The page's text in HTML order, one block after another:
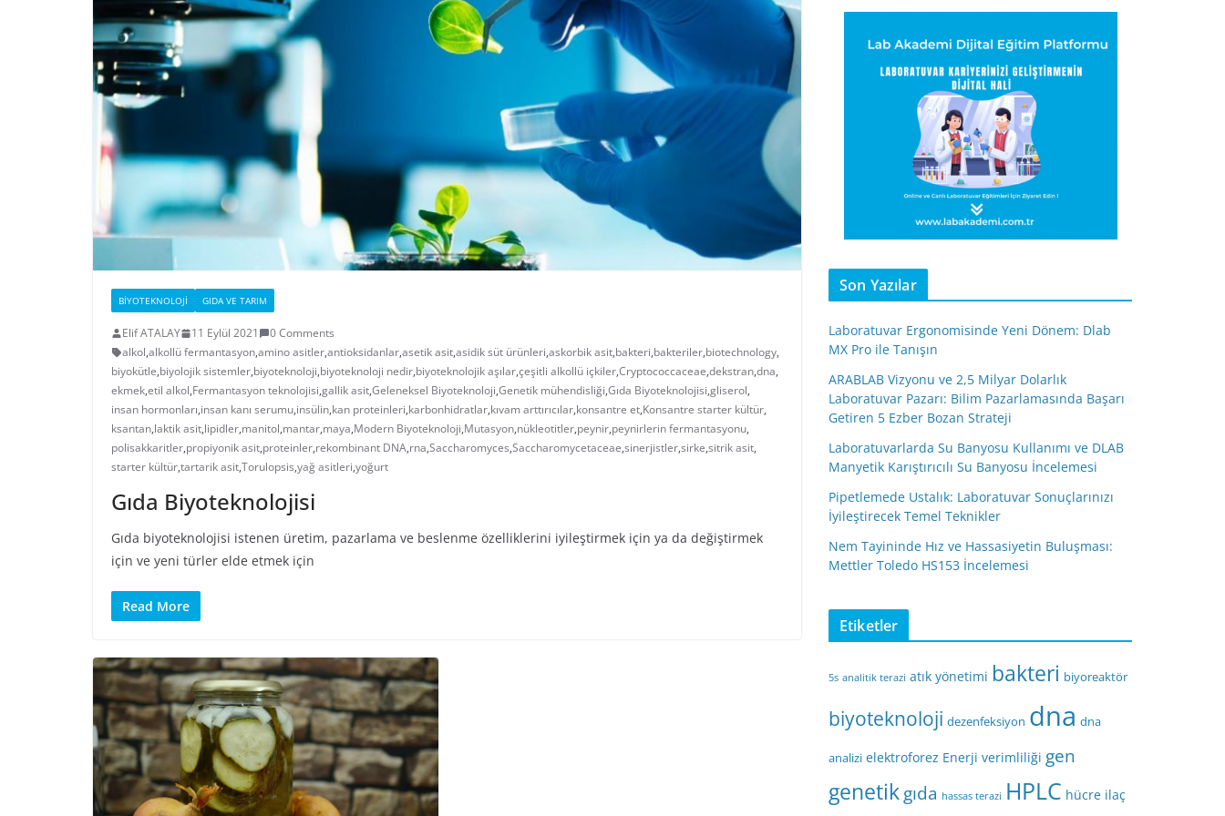
BIYOTEKNOLOJI GIDA VE TARIM
Elif ATALAY 11 Eylül 2021
0 Comments
alkol,alkollü fermantasyon,amino asitler,antioksidanlar,asetik asit,asidik süt ürünleri,askorbik asit,bakteri,bakteriler,biotechnology,
biyokütle,biyolojik sistemler,biyoteknoloji,biyoteknoloji nedir,biyoteknolojik aşılar,çeşitli alkollü içkiler,Cryptococcaceae,dekstran,dna,
ekmek,etil alkol,Fermantasyon teknolojisi,gallik asit,Geleneksel Biyoteknoloji,Genetik mühendisliği,Gıda Biyoteknolojisi,gliserol,
insan hormonları,insan kanı serumu,insülin,kan proteinleri,karbonhidratlar,kıvam arttırıcılar,konsantre et,Konsantre starter kültür,
ksantan,laktik asit,lipidler,manitol,mantar,maya,Modern Biyoteknoloji,Mutasyon,nükleotitler,peynir,peynirlerin fermantasyonu,
polisakkaritler,propiyonik asit,proteinler,rekombinant DNA,rna,Saccharomyces,Saccharomycetaceae,sinerjistler,sirke,sitrik asit,
starter kültür,tartarik asit,Torulopsis,yağ asitleri,yoğurt
Gıda Biyoteknolojisi
Gıda biyoteknolojisi istenen üretim, pazarlama ve beslenme özelliklerini iyileştirmek için ya da değiştirmek
için ve yeni türler elde etmek için
Read More
Son Yazılar
Laboratuvar Ergonomisinde Yeni Dönem: Dlab
MX Pro ile Tanışın
ARABLAB Vizyonu ve 2,5 Milyar Dolarlık
Laboratuvar Pazarı: Bilim Pazarlamasında Başarı
Getiren 5 Ezber Bozan Strateji
Laboratuvarlarda Su Banyosu Kullanımı ve DLAB
Manyetik Karıştırıcılı Su Banyosu İncelemesi
Pipetlemede Ustalık: Laboratuvar Sonuçlarınızı
İyileştirecek Temel Teknikler
Nem Tayininde Hız ve Hassasiyetin Buluşması:
Mettler Toledo HS153 İncelemesi
Etiketler
5s analitik terazi atık yönetimi bakteri biyoreaktör
biyoteknoloji dezenfeksiyon dna dna
analizi elektroforez Enerji verimliliği gen
genetikgıda hassas terazi HPLC hücre ilaç